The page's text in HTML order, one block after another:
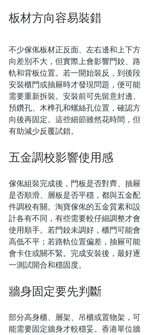
板材方向容易裝錯
不少傢俬板材正反面、左右邊和上下方
向差別不大，但實際上會影響門鉸、路
軌和背板位置。若一開始裝反，到後段
安裝櫃門或抽屜時才發現問題，便可能
需要重新拆裝。安裝前可先留意封邊、
預鑽孔、木榫孔和螺絲孔位置，確認方
向後再固定。這些細節雖然花時間，但
有助減少反覆試錯。
五金調校影響使用感
傢俬組裝完成後，門板是否對齊、抽屜
是否順滑、層板是否平穩，都與五金配
件調校有關。淘寶傢俬的五金質素和設
計各有不同，有些需要較仔細調整才會
使用順手。若門鉸未調好，櫃門可能會
高低不平；若路軌位置偏差，抽屜可能
會卡住或關不緊。完成安裝後，最好逐
一測試開合和穩固度。
牆身固定要先判斷
部分高身櫃、層架、吊櫃或置物架，可
能需要固定牆身才較穩妥。香港單位牆